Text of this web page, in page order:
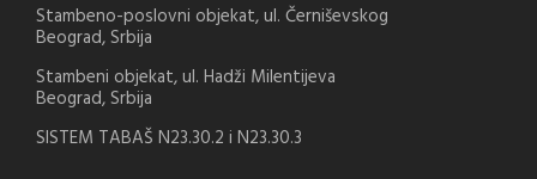
Stambeno-poslovni objekat, ul. Černiševskog
Beograd, Srbija
Stambeni objekat, ul. Hadži Milentijeva
Beograd, Srbija
SISTEM TABAŠ N23.30.2 i N23.30.3